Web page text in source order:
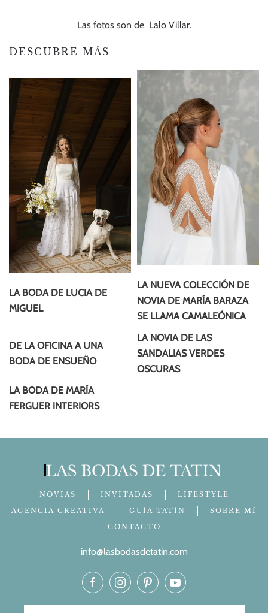
Las fotos son de Lalo Villar.
DESCUBRE MÁS
LA BODA DE LUCIA DE
MIGUEL
LA NUEVA COLECCIÓN DE
NOVIA DE MARÍA BARAZA
SE LLAMA CAMALEÓNICA
DE LA OFICINA A UNA
BODA DE ENSUEÑO
LA NOVIA DE LAS
SANDALIAS VERDES
OSCURAS
LA BODA DE MARÍA
FERGUER INTERIORS
NOVIAS INVITADAS
LIFESTYLE
AGENCIA CREATIVA
GUÍA TATÍN
SOBRE MÍ
CONTACTO
info@lasbodasdetatin.com